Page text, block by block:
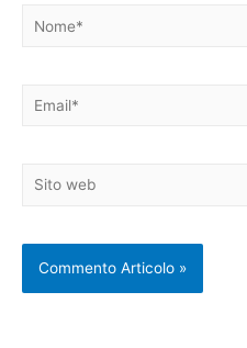
Nome*
Email*
Sito